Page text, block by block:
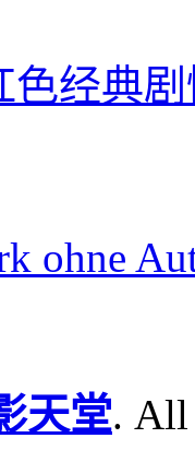
色经典
ohne
天堂. All